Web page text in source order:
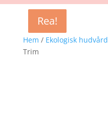
Hem / Ekologisk hudvård
Trim
Rea!
Rea!
Rea!
Rea!